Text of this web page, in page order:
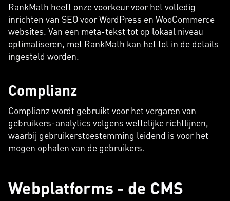
RankMath heeft onze voorkeur voor het volledig
inrichten van SEO voor WordPress en WooCommerce
websites. Van een meta-tekst tot op lokaal niveau
optimaliseren, met RankMath kan het tot in de details
ingesteld worden.
Complianz
Complianz wordt gebruikt voor het vergaren van
gebruikers-analytics volgens wettelijke richtlijnen,
waarbij gebruikerstoestemming leidend is voor het
mogen ophalen van de gebruikers.
Webplatforms - de CMS